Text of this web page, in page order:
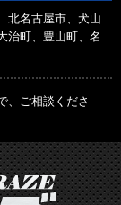
北名古屋市、犬山
治町、豊山町、名
、ご相談くださ